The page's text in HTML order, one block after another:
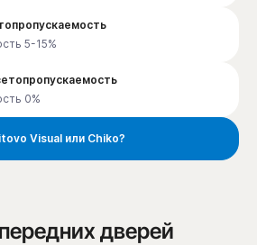
5-15%
0%
Visual или Chiko?
дверей